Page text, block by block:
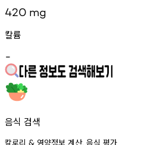
420 mg
칼륨
-
음식 검색
칼로리 & 영양정보 계산, 음식 평가